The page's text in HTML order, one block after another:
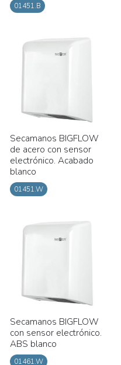
01451.B
Secamanos BIGFLOW
de acero con sensor
electrónico. Acabado
blanco
01451.W
Secamanos BIGFLOW
con sensor electrónico.
ABS blanco
01461.W